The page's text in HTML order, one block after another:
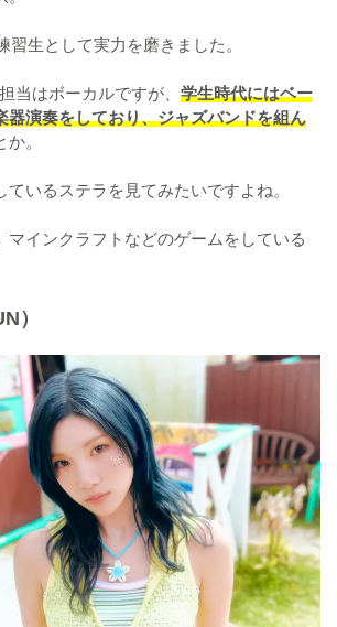
習生として実力を磨きました。
当はボーカルですが、 学生時代にはベー
器演奏をしており、ジャズバンドを組ん
。
ているステラを見てみたいですよね。
マインクラフトなどのゲームをしている
）